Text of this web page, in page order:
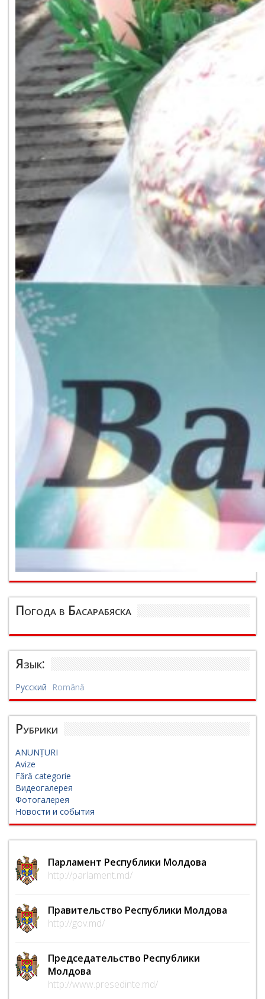
Погода в Басарабяска
Язык:
Русский Română
Рубрики
ANUNȚURI
Avize
Fără categorie
Видеогалерея
Фотогалерея
Новости и события
Парламент Республики Молдова
http://parlament.md/
Правительство Республики Молдова
http://gov.md/
Председательство Республики
Молдова
http://www.presedinte.md/